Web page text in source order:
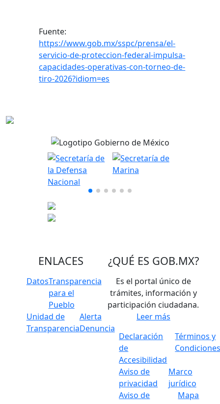
Fuente:
https://www.gob.mx/sspc/prensa/el-
servicio-de-proteccion-federal-impulsa-
capacidades-operativas-con-torneo-de-
tiro-2026?idiom=es
ENLACES
DatosTransparencia
para el
Pueblo
Unidad de
Transparencia
Alerta
Denuncia
¿QUÉ ES GOB.MX?
Es el portal único de
trámites, información y
participación ciudadana.
Leer más
Declaración
de
Accesibilidad
Términos y
Aviso de
privacidad
Marco
jurídico
Aviso de
Mapa